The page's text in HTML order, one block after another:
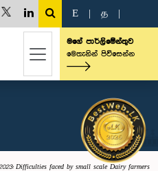
E த
මගේ පාර්ලිමේන්තුව
මෙතැනින් පිවිසෙන්න
2023: Difficulties faced by small scale Dairy farmers